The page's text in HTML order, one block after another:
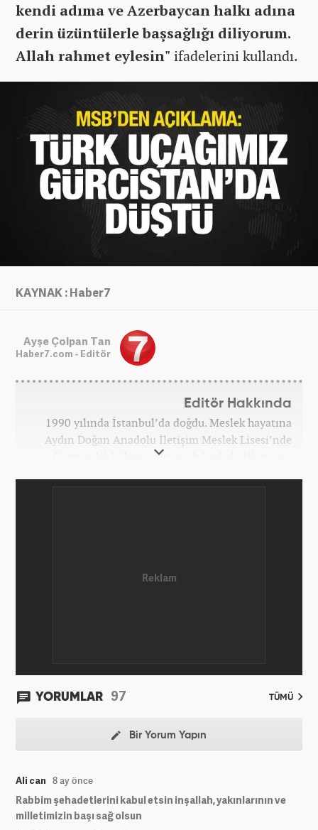
kendi adıma ve Azerbaycan halkı adına
derin üzüntülerle başsağlığı diliyorum.
Allah rahmet eylesin" ifadelerini kullandı.
KAYNAK : Haber7
Ayşe Çolpan Tan
Haber7.com - Editör
Editör Hakkında
1990 yılında İstanbul’da doğdu. Meslek hayatına
Aydın Doğan Anadolu İletişim Meslek Lisesi’nde
Gazetecilik bölümü okuyarak başladı. İlk stajını
Haber7.com’da “Gündem Editörü” olarak devam
YORUMLAR 97 TÜMÜ
Bir Yorum Yapın
Ali can 8 ay önce
Rabbim şehadetlerini kabul etsin inşallah, yakınlarının ve
milletimizin başı sağ olsun